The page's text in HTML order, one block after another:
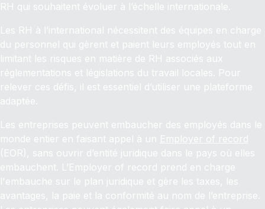
RH qui souhaitent évoluer à l’échelle internationale.
Les RH à l’international nécessitent des équipes en charge
du personnel qui gèrent et paient leurs employés tout en
limitant les risques en matière de RH associés aux
réglementations et législations du travail locales. Pour
relever ces défis, il est essentiel d’utiliser une plateforme
adaptée.
Les entreprises peuvent embaucher des employés dans le
monde entier en faisant appel à un Employer of record
(EOR), sans ouvrir d’entité juridique dans le pays où elles
embauchent. L’Employer of record prend en charge
l'embauche sur le plan juridique et gère les taxes, les
avantages, la paie et la conformité au nom de l’entreprise.